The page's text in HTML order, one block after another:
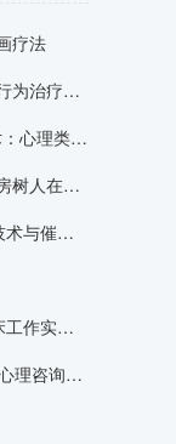
疗法
盟略心理4月线上沙龙分享-CBT认知行为治疗在抑郁症治疗中的运用
盟略心理学术坊-《荣格心理分析技术：心理类型在咨询中的临床应用》
盟略心理9月沙龙—《绘画心理咨询-房树人在心理咨询中的临床运用》
盟略心理6月沙龙——《系统式催眠技术与催眠治疗临床应用》
盟略心理5月沙龙——《危机干预临床工作实务培训项目》
盟略心理3月沙龙——《OH卡技术在心理咨询中的应用》